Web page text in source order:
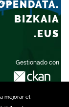
mejorar el
Gestionado con
BIZKAIA
.EUS